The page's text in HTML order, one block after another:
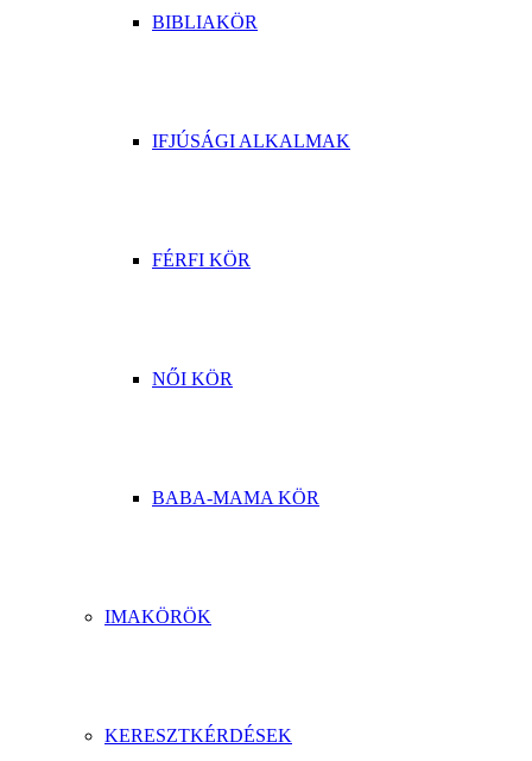
BIBLIAKÖR
IFJÚSÁGI ALKALMAK
FÉRFI KÖR
NŐI KÖR
BABA-MAMA KÖR
IMAKÖRÖK
KERESZTKÉRDÉSEK